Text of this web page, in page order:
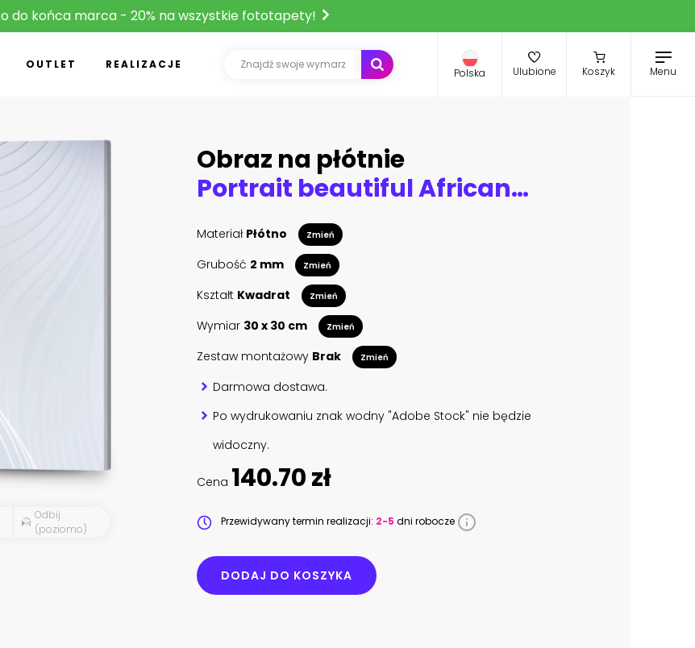
do końca marca - 20% na wszystkie fototapety!
OUTLET REALIZACJE
Polska Ulubione Koszyk Menu
Odbij
(poziomo)
Obraz na płótnie
Portrait beautiful African woman in traditional turban. Painting head wrap Afro hair. black afro woman silhouette isolated with traditional ethnic empty background, banner hairstyle concept
Materiał Płótno Zmień
Grubość 2 mm Zmień
Kształt Kwadrat Zmień
Wymiar 30 x 30 cm Zmień
Zestaw montażowy Brak Zmień
Darmowa dostawa.
Po wydrukowaniu znak wodny "Adobe Stock" nie będzie
widoczny.
Cena 140.70 zł
Przewidywany termin realizacji: 2-5 dni robocze
DODAJ DO KOSZYKA